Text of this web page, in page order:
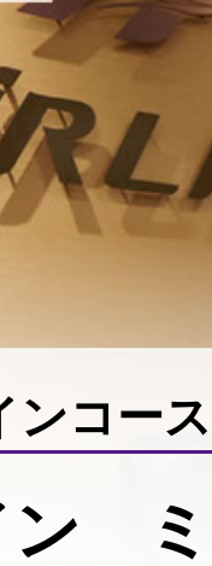
ンコース
ン